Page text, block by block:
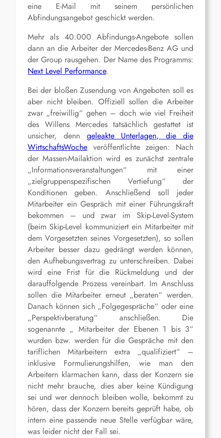
eine E-Mail mit seinem persönlichen
Abfindungsangebot geschickt werden.
Mehr als 40.000 Abfindungs-Angebote sollen
dann an die Arbeiter der Mercedes-Benz AG und
der Group rausgehen. Der Name des Programms:
Next Level Performance.
Bei der bloßen Zusendung von Angeboten soll es
aber nicht bleiben. Offiziell sollen die Arbeiter
zwar „freiwillig“ gehen – doch wie viel Freiheit
des Willens Mercedes tatsächlich gestattet ist
unsicher, denn geleakte Unterlagen, die die
WirtschaftsWoche veröffentlichte zeigen: Nach
der Massen-Mailaktion wird es zunächst zentrale
„Informationsveranstaltungen“ mit einer
„zielgruppenspezifischen Vertiefung“ der
Konditionen geben. Anschließend soll jeder
Mitarbeiter ein Gespräch mit einer Führungskraft
bekommen – und zwar im Skip-Level-System
(beim Skip-Level kommuniziert ein Mitarbeiter mit
dem Vorgesetzten seines Vorgesetzten), so sollen
Arbeiter besser dazu gedrängt werden können,
den Aufhebungsvertrag zu unterschreiben. Dabei
wird eine Frist für die Rückmeldung und der
darauffolgende Prozess vereinbart. Im Anschluss
sollen die Mitarbeiter erneut „beraten“ werden.
Danach können sich „Folgegespräche“ oder eine
„Perspektivberatung“ anschließen. Die
sogenannte „ Mitarbeiter der Ebenen 1 bis 3“
wurden bzw. werden für die Gespräche mit den
tariflichen Mitarbeitern extra „qualifiziert“ –
inklusive Formulierungshilfen, wie man den
Arbeitern klarmachen kann, dass der Konzern sie
nicht mehr brauche, dies aber keine Kündigung
sei und wer dennoch bleiben wolle, bekommt zu
hören, dass der Konzern bereits geprüft habe, ob
intern eine passende neue Stelle verfügbar wäre,
was leider nicht der Fall sei.